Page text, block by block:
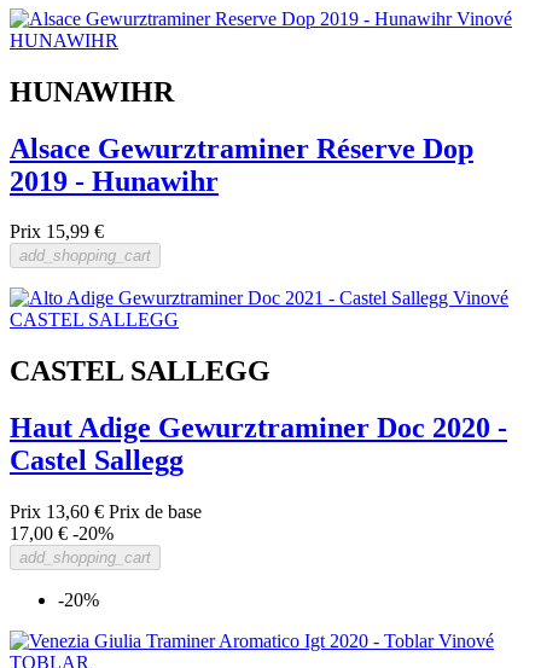
HUNAWIHR
Alsace Gewurztraminer Réserve Dop
2019 - Hunawihr
Prix 15,99 €
add_shopping_cart
CASTEL SALLEGG
Haut Adige Gewurztraminer Doc 2020 -
Castel Sallegg
Prix 13,60 € Prix de base
17,00 € -20%
add_shopping_cart
-20%